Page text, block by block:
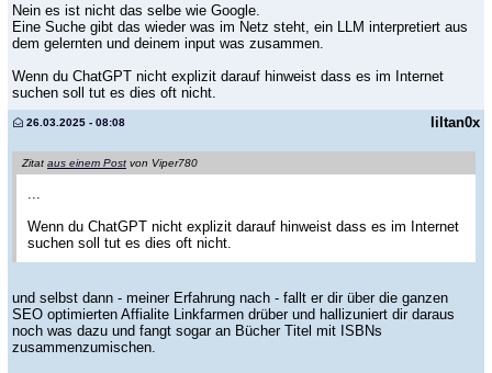
Nein es ist nicht das selbe wie Google.
Eine Suche gibt das wieder was im Netz steht, ein LLM interpretiert aus
dem gelernten und deinem input was zusammen.
Wenn du ChatGPT nicht explizit darauf hinweist dass es im Internet
suchen soll tut es dies oft nicht.
liltan0x
26.03.2025 - 08:08
Zitat aus einem Post von Viper780
Wenn du ChatGPT nicht explizit darauf hinweist dass es im Internet
suchen soll tut es dies oft nicht.
und selbst dann - meiner Erfahrung nach - fallt er dir über die ganzen
SEO optimierten Affialite Linkfarmen drüber und hallizuniert dir daraus
noch was dazu und fangt sogar an Bücher Titel mit ISBNs
zusammenzumischen.